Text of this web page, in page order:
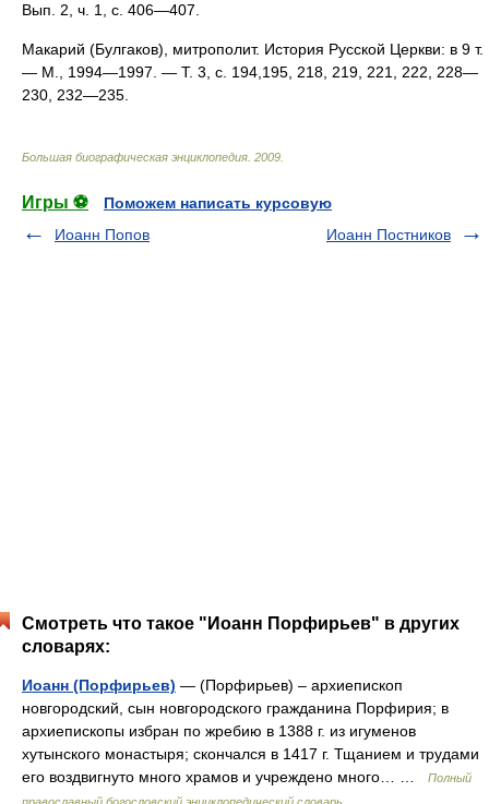
Вып. 2, ч. 1, с. 406—407.
Макарий (Булгаков), митрополит. История Русской Церкви: в 9 т.
— М., 1994—1997. — Т. 3, с. 194,195, 218, 219, 221, 222, 228—
230, 232—235.
Большая биографическая энциклопедия 2009
Игры ⚽
Поможем написать курсовую
Иоанн Попов
Иоанн Постников
Смотреть что такое "Иоанн Порфирьев" в других
словарях:
Иоанн (Порфирьев) — (Порфирьев) – архиепископ
новгородский, сын новгородского гражданина Порфирия; в
архиепископы избран по жребию в 1388 г. из игуменов
хутынского монастыря; скончался в 1417 г. Тщанием и трудами
его воздвигнуто много храмов и учреждено много… …
Полный